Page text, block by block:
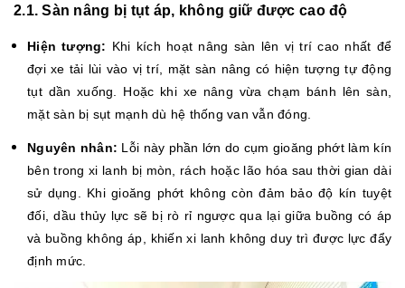
2.1. Sàn nâng bị tụt áp, không giữ được cao độ
Hiện tượng: Khi kích hoạt nâng sàn lên vị trí cao nhất để
đợi xe tải lùi vào vị trí, mặt sàn nâng có hiện tượng tự động
tụt dần xuống. Hoặc khi xe nâng vừa chạm bánh lên sàn,
mặt sàn bị sụt mạnh dù hệ thống van vẫn đóng.
Nguyên nhân: Lỗi này phần lớn do cụm gioăng phớt làm kín
bên trong xi lanh bị mòn, rách hoặc lão hóa sau thời gian dài
sử dụng. Khi gioăng phớt không còn đảm bảo độ kín tuyệt
đối, dầu thủy lực sẽ bị rò rỉ ngược qua lại giữa buồng có áp
và buồng không áp, khiến xi lanh không duy trì được lực đẩy
định mức.